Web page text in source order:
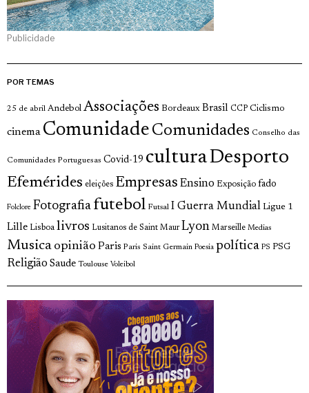
Publicidade
POR TEMAS
25 de abril Andebol Associações Bordeaux Brasil CCP Ciclismo
cinema Comunidade Comunidades Conselho das
Comunidades Portuguesas Covid-19 culturaDesporto
Efemérides eleições Empresas Ensino Exposição fado
Folclore Fotografia futebol Futsal I Guerra Mundial Ligue 1
Lille Lisboa livros Lusitanos de Saint Maur Lyon Marseille Medias
Musica opinião Paris Paris Saint Germain Poesia política PS PSG
Religião Saude Toulouse Voleibol